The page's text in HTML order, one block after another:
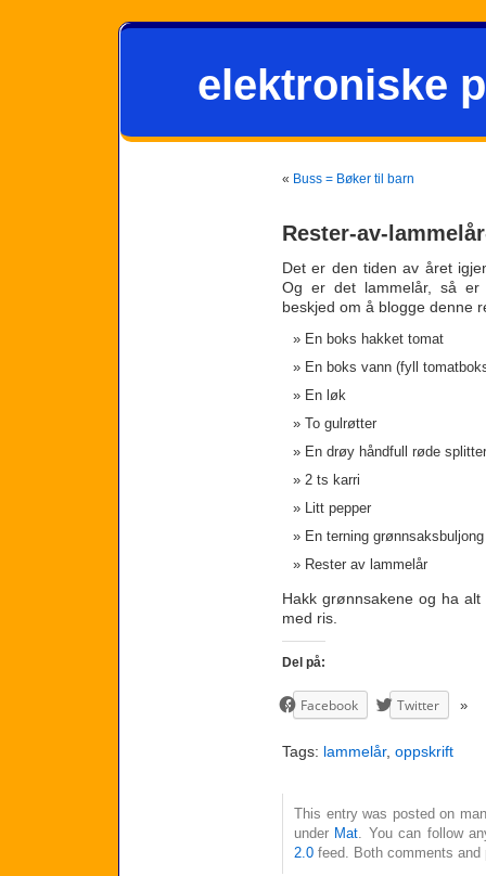
elektroniske
« Buss = Bøker til barn
Rester-av-
Det er den tiden av året
Og er det lammelår, så
beskjed om å blogge denne
En boks hakket tomat
En boks vann (fyll
En løk
To gulrøtter
En drøy håndfull røde
2 ts karri
Litt pepper
En terning grønnsaksbuljong
Rester av lammelår
Hakk grønnsakene og ha
med ris.
Del på:
Facebook Twitter
Tags: lammelår, oppskrift
This entry was posted on
under Mat . You can follow
2.0 feed. Both comments